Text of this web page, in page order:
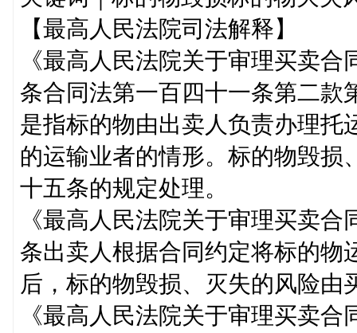
【最高人民法院司法解释】
《最高人民法院关于审理买卖
条合同法第一百四十一条第二款
是指标的物由出卖人负责办理托
的运输业者的情形。标的物毁损
十五条的规定处理。
《最高人民法院关于审理买卖
条出卖人根据合同约定将标的物
后，标的物毁损、灭失的风险
《最高人民法院关于审理买卖